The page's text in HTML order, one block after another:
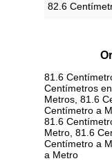
82.6
81.6
Centímetros
Metros, 81.6
Centímetro a
81.6
Metro, 81.6
Centímetro a
a Metro